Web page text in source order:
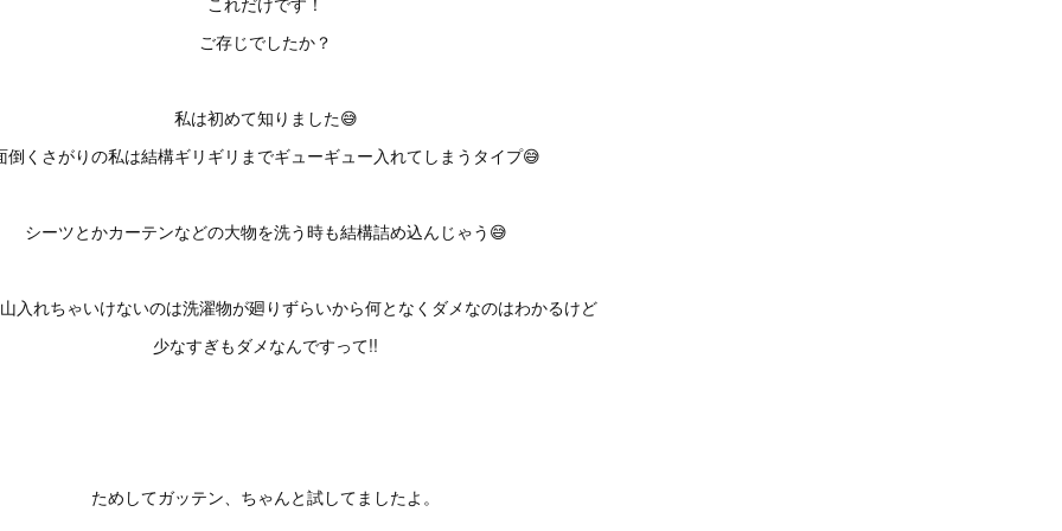
ご存じでしたか？
私は初めて知りました😅
倒くさがりの私は結構ギリギリまでギューギュー入れてしまうタイプ😅
シーツとかカーテンなどの大物を洗う時も結構詰め込んじゃう😅
入れちゃいけないのは洗濯物が廻りずらいから何となくダメなのはわかるけど
少なすぎもダメなんですって!!
ためしてガッテン、ちゃんと試してましたよ。